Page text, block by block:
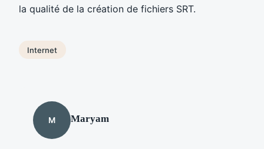
la qualité de la création de fichiers SRT.
Internet
M Maryam